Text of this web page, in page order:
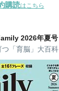
購読はこちら
2026年夏号
「育脳」大百科